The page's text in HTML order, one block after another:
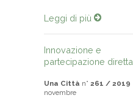
Leggi di più
Innovazione e
partecipazione diretta
Una Città n° 261 / 2019
novembre